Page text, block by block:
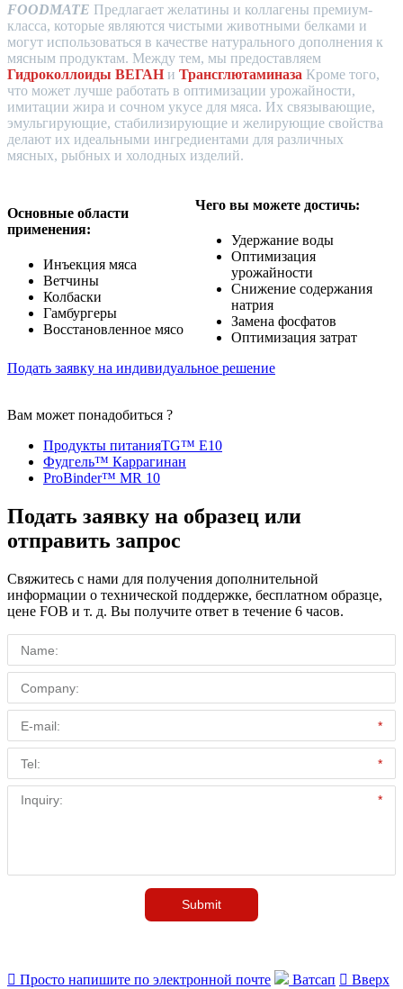
FOODMATE Предлагает желатины и коллагены премиум-
класса, которые являются чистыми животными белками и
могут использоваться в качестве натурального дополнения к
мясным продуктам. Между тем, мы предоставляем
Гидроколлоиды ВЕГАН и Трансглютаминаза Кроме того,
что может лучше работать в оптимизации урожайности,
имитации жира и сочном укусе для мяса. Их связывающие,
эмульгирующие, стабилизирующие и желирующие свойства
делают их идеальными ингредиентами для различных
мясных, рыбных и холодных изделий.
Основные области
применения:
Инъекция мяса
Ветчины
Колбаски
Гамбургеры
Восстановленное мясо
Чего вы можете достичь:
Удержание воды
Оптимизация
урожайности
Снижение содержания
натрия
Замена фосфатов
Оптимизация затрат
Подать заявку на индивидуальное решение
Вам может понадобиться ?
Продукты питанияTG™ E10
Фудгель™ Каррагинан
ProBinder™️ MR 10
Подать заявку на образец или
отправить запрос
Свяжитесь с нами для получения дополнительной
информации о технической поддержке, бесплатном образце,
цене FOB и т. д. Вы получите ответ в течение 6 часов.
 Просто напишите по электронной почте Ватсап  Вверх